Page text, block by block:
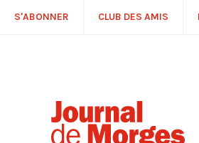
S'ABONNER CLUB DES AMIS